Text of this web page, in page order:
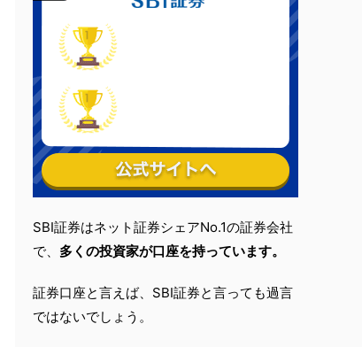
SBI証券はネット証券シェアNo.1の証券会社
で、 多くの投資家が口座を持っています。
証券口座と言えば、SBI証券と言っても過言
ではないでしょう。